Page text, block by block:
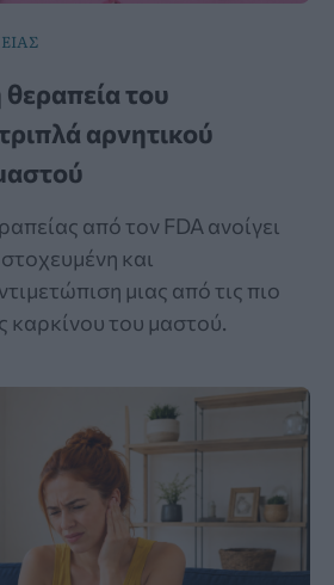
του
αρνητικού
από τον FDA ανοίγει
και
μιας από τις πιο
καρκίνου του μαστού.